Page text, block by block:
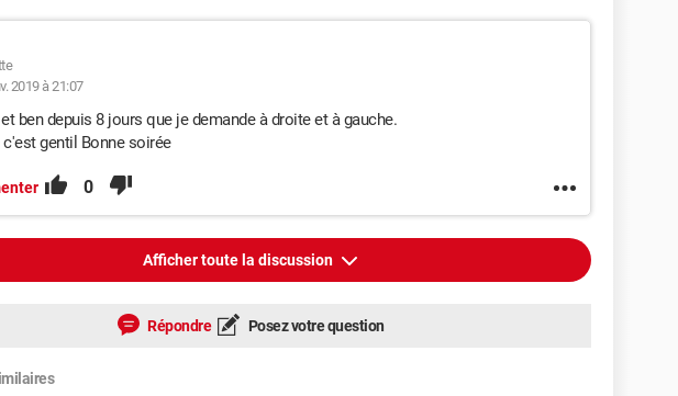
2019 à 21:07
ben depuis 8 jours que je demande à droite et à gauche.
gentil Bonne soirée
0
Afficher toute la discussion
Répondre Posez votre question